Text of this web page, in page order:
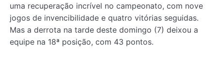
uma recuperação incrível no campeonato, com nove
jogos de invencibilidade e quatro vitórias seguidas.
Mas a derrota na tarde deste domingo (7) deixou a
equipe na 18ª posição, com 43 pontos.